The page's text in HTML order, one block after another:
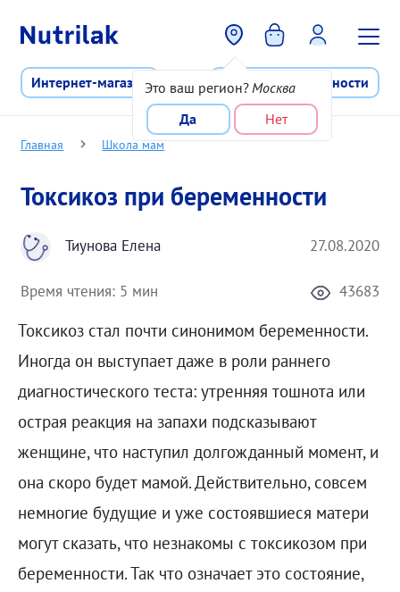
Это ваш регион? Москва
Да
Нет
Интернет-магазин Программа лояльности
Главная Школа мам
Токсикоз при беременности
Тиунова Елена 27.08.2020
Время чтения: 5 мин 43683
Токсикоз стал почти синонимом беременности.
Иногда он выступает даже в роли раннего
диагностического теста: утренняя тошнота или
острая реакция на запахи подсказывают
женщине, что наступил долгожданный момент, и
она скоро будет мамой. Действительно, совсем
немногие будущие и уже состоявшиеся матери
могут сказать, что незнакомы с токсикозом при
беременности. Так что означает это состояние,